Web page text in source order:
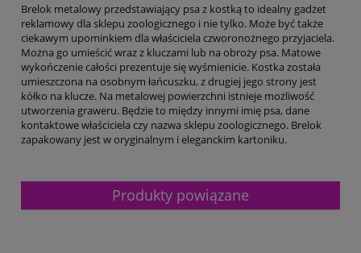
Brelok metalowy przedstawiający psa z kostką to idealny gadżet
reklamowy dla sklepu zoologicznego i nie tylko. Może być także
ciekawym upominkiem dla właściciela czworonożnego przyjaciela.
Można go umieścić wraz z kluczami lub na obroży psa. Matowe
wykończenie całości prezentuje się wyśmienicie. Kostka została
umieszczona na osobnym łańcuszku, z drugiej jego strony jest
kółko na klucze. Na metalowej powierzchni istnieje możliwość
utworzenia graweru. Będzie to między innymi imię psa, dane
kontaktowe właściciela czy nazwa sklepu zoologicznego. Brelok
zapakowany jest w oryginalnym i eleganckim kartoniku.
Produkty powiązane